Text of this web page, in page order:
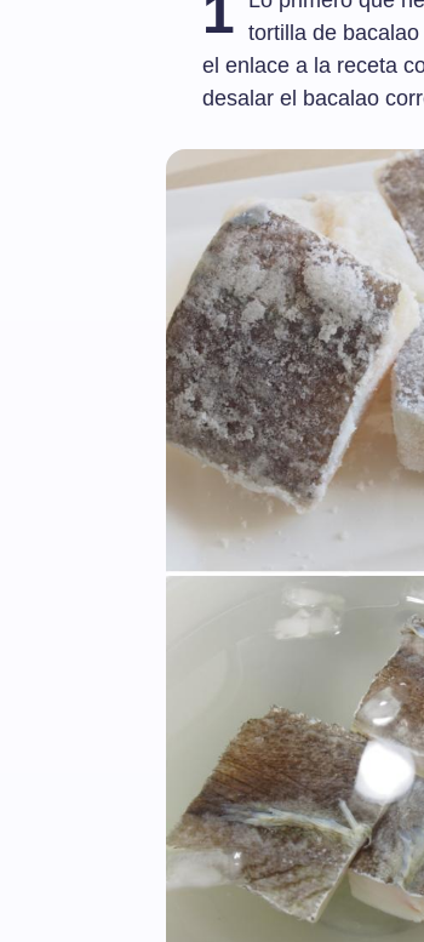
1
tortilla de
el enlace a la receta
desalar el bacalao